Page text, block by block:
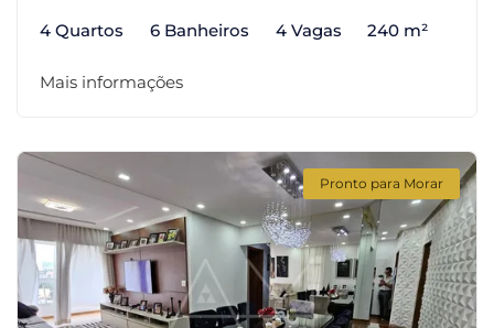
4 Quartos 6 Banheiros 4 Vagas 240 m²
Mais informações
Pronto para Morar